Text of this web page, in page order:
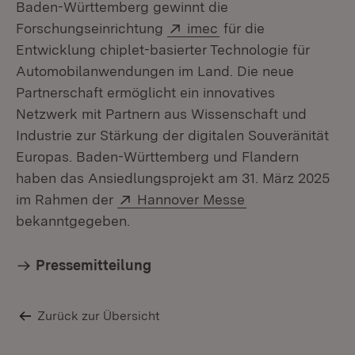
Baden-Württemberg gewinnt die
Forschungseinrichtung
Extern:
imec (Öffnet in neuem
für die
Entwicklung chiplet-basierter Technologie für
Automobilanwendungen im Land. Die neue
Partnerschaft ermöglicht ein innovatives
Netzwerk mit Partnern aus Wissenschaft und
Industrie zur Stärkung der digitalen Souveränität
Europas. Baden-Württemberg und Flandern
haben das Ansiedlungsprojekt am 31. März 2025
im Rahmen der
Extern:
Hannover Messe
bekanntgegeben.
Pressemitteilung
Zurück zur Übersicht